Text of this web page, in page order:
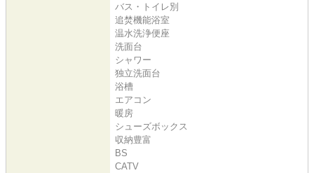
バス・トイレ別
追焚機能浴室
温水洗浄便座
洗面台
シャワー
独立洗面台
浴槽
エアコン
暖房
シューズボックス
収納豊富
BS
CATV